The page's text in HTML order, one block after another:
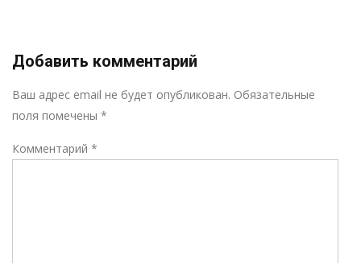
Добавить комментарий
Ваш адрес email не будет опубликован. Обязательные
поля помечены *
Комментарий *